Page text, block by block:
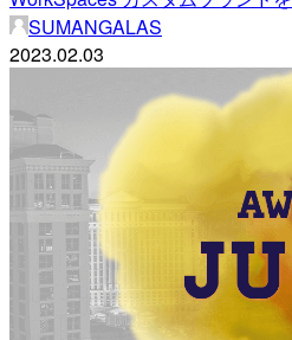
SUMANGALAS
2023.02.03